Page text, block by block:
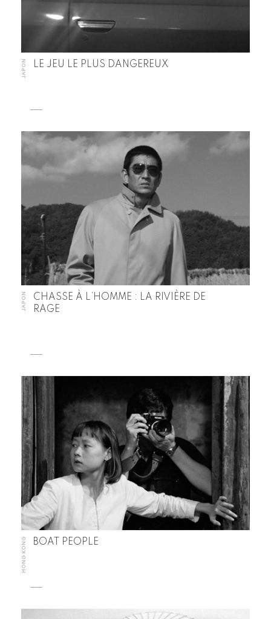
JAPON LE JEU LE PLUS DANGEREUX
JAPON
CHASSE À L’HOMME : LA RIVIÈRE DE
RAGE
HONG KONG BOAT PEOPLE